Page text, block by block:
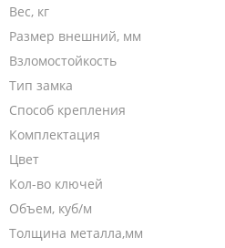
Вес, кг
Размер внешний, мм
Взломостойкость
Тип замка
Способ крепления
Комплектация
Цвет
Кол-во ключей
Объем, куб/м
Толщина металла,мм